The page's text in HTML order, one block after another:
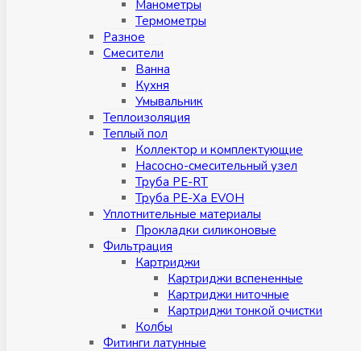
Манометры
Термометры
Разное
Смесители
Ванна
Кухня
Умывальник
Теплоизоляция
Теплый пол
Коллектор и комплектующие
Насосно-смесительный узел
Труба PE-RT
Труба PE-Xa EVOH
Уплотнительные материалы
Прокладки силиконовые
Фильтрация
Картриджи
Картриджи вспененные
Картриджи ниточные
Картриджи тонкой очистки
Колбы
Фитинги латунные